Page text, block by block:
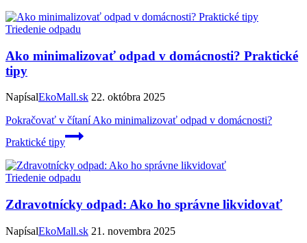
Triedenie odpadu
Ako minimalizovať odpad v domácnosti? Praktické
tipy
NapísalEkoMall.sk 22. októbra 2025
Pokračovať v čítaníAko minimalizovať odpad v domácnosti?
Praktické tipy
Triedenie odpadu
Zdravotnícky odpad: Ako ho správne likvidovať
NapísalEkoMall.sk 21. novembra 2025